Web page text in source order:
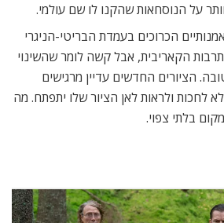
על הנוסחאות שהקנו לו שם עולמי.
הכרוכים בעמדת הבריטי-הניגרי
הקאריבית, אבל קשה לומר שהשינוי
הציורים החדשים עדיין מרגישים
לחכות ולראות לאן הציור שלו יתפתח. מה
בלתי צפוי.